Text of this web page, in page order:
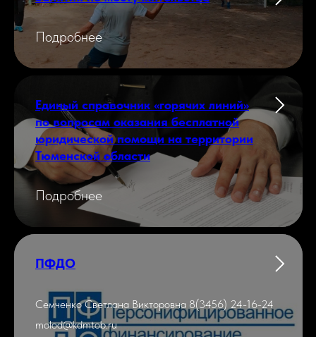
Подробнее
Единый справочник «горячих линий»
по вопросам оказания бесплатной
юридической помощи на территории
Тюменской области
Подробнее
ПФДО
Семченко Светлана Викторовна 8(3456) 24-16-24
molod@kdmtob.ru